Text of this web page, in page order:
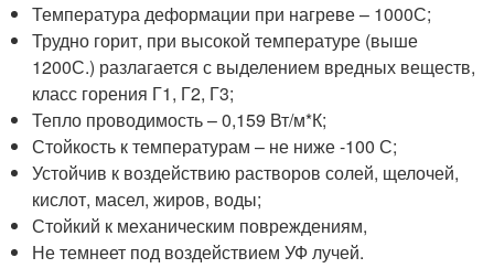
Температура деформации при нагреве – 1000С;
Трудно горит, при высокой температуре (выше
1200С.) разлагается с выделением вредных веществ,
класс горения Г1, Г2, Г3;
Тепло проводимость – 0,159 Вт/м*К;
Стойкость к температурам – не ниже -100 С;
Устойчив к воздействию растворов солей, щелочей,
кислот, масел, жиров, воды;
Стойкий к механическим повреждениям,
Не темнеет под воздействием УФ лучей.